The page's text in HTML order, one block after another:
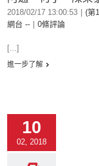
2018/02/17 13:00:53 (第
網台 --
0條評論
[...]
進一步了解
10
02, 2018